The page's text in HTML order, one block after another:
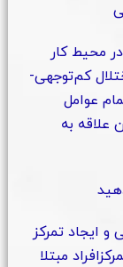
محیط کار
کم‌توجهی-
عوامل
علاقه به
ایجاد تمرکز
مبتلا